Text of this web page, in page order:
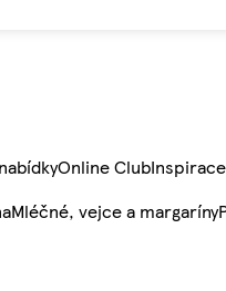
Online ClubInspirace
Mléčné, vejce a margaríny